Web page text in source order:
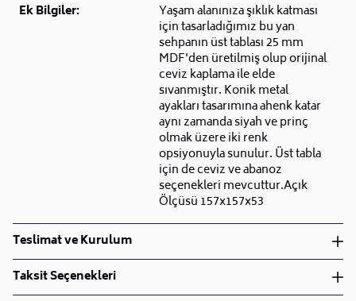
Ek Bilgiler:
Yaşam alanınıza şıklık katması
için tasarladığımız bu yan
sehpanın üst tablası 25 mm
MDF'den üretilmiş olup orijinal
ceviz kaplama ile elde
sıvanmıştır. Konik metal
ayakları tasarımına ahenk katar
aynı zamanda siyah ve prinç
olmak üzere iki renk
opsiyonuyla sunulur. Üst tabla
için de ceviz ve abanoz
seçenekleri mevcuttur.Açık
Ölçüsü 157x157x53
Teslimat ve Kurulum
Teslimat ve Kurulum
• Siparişlerinizi aldıktan sonra en kısa sürede işleme
Taksit Seçenekleri